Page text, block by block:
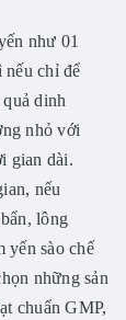
như 01
nếu chỉ để
dinh
nhỏ với
gian dài.
nếu
lông
yến sào chế
những sản
chuẩn GMP,